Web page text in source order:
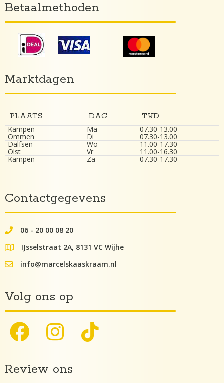
Contactgegevens
062000082
06 - 20 00 08 20
google maps lokatie
IJsselstraat 2A, 8131 VC Wijhe
info@kaaskraam.nl
info@marcelskaaskraam.nl
Volg ons op
Review ons
Betaalmethoden
Marktdagen
PLAATS DAG
TIJD
Kampen
Ma 07.30-13.00
Ommen Di 07.30-13.00
Dalfsen Wo 11.00-17.30
Olst Vr 11.00-16.30
Kampen Za 07.30-17.30